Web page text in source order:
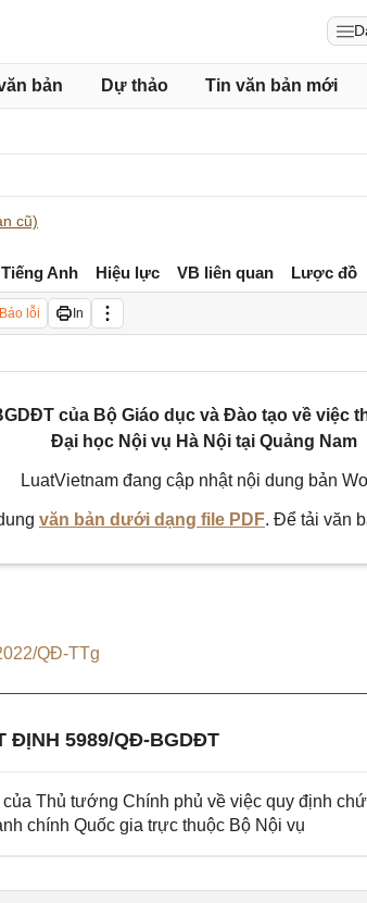
bản Dự thảo Tin văn bản mới
cũ)
Tiếng Anh Hiệu lực VB liên quan Lược đồ
Báo lỗi In
của Bộ Giáo dục và Đào tạo về việc
Đại học Nội vụ Hà Nội tại Quảng Nam
LuatVietnam đang cập nhật nội dung bản
văn bản dưới dạng file PDF. Để tải văn
QĐ-TTg
ĐỊNH 5989/QĐ-BGDĐT
Thủ tướng Chính phủ về việc quy định
chính Quốc gia trực thuộc Bộ Nội vụ